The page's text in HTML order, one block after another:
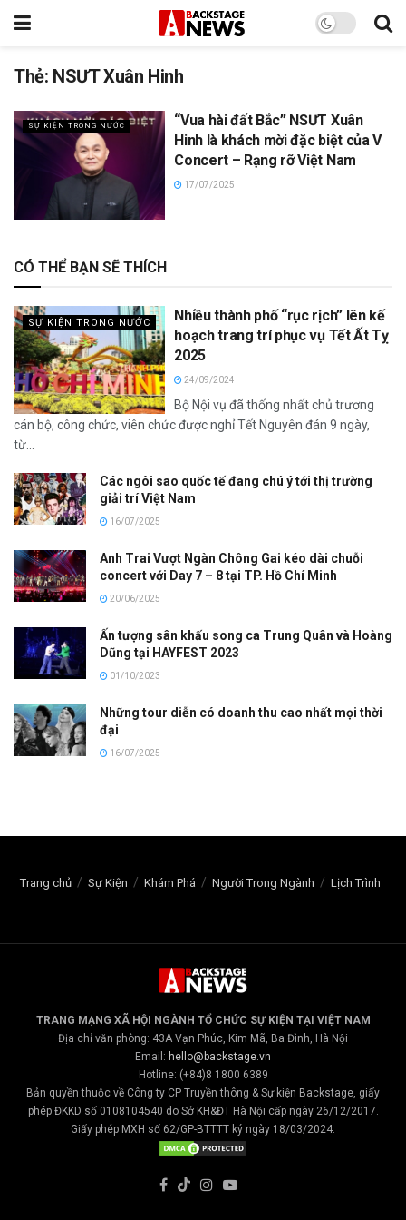
Thẻ: NSƯT Xuân Hinh
SỰ KIỆN TRONG NƯỚC
“Vua hài đất Bắc” NSƯT Xuân
Hinh là khách mời đặc biệt của V
Concert – Rạng rỡ Việt Nam
17/07/2025
CÓ THỂ BẠN SẼ THÍCH
SỰ KIỆN TRONG NƯỚC
Nhiều thành phố “rục rịch” lên kế
hoạch trang trí phục vụ Tết Ất Tỵ
2025
24/09/2024
Bộ Nội vụ đã thống nhất chủ trương
cán bộ, công chức, viên chức được nghỉ Tết Nguyên đán 9 ngày,
từ...
Các ngôi sao quốc tế đang chú ý tới thị trường
giải trí Việt Nam
16/07/2025
Anh Trai Vượt Ngàn Chông Gai kéo dài chuỗi
concert với Day 7 – 8 tại TP. Hồ Chí Minh
20/06/2025
Ấn tượng sân khấu song ca Trung Quân và Hoàng
Dũng tại HAYFEST 2023
01/10/2023
Những tour diễn có doanh thu cao nhất mọi thời
đại
16/07/2025
Trang chủ Sự Kiện Khám Phá Người Trong Ngành Lịch Trình
TRANG MẠNG XÃ HỘI NGÀNH TỔ CHỨC SỰ KIỆN TẠI VIỆT NAM
Địa chỉ văn phòng: 43A Vạn Phúc, Kim Mã, Ba Đình, Hà Nội
Email: hello@backstage.vn
Hotline: (+84)8 1800 6389
Bản quyền thuộc về Công ty CP Truyền thông & Sự kiện Backstage, giấy
phép ĐKKD số 0108104540 do Sở KH&ĐT Hà Nội cấp ngày 26/12/2017.
Giấy phép MXH số 62/GP-BTTTT ký ngày 18/03/2024.